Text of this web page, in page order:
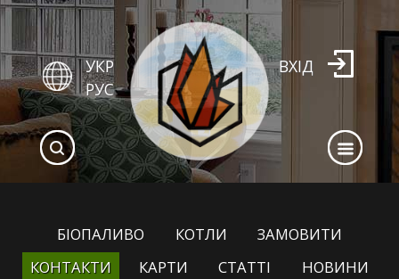
УКР
РУС
ВХІД
БІОПАЛИВО КОТЛИ
ЗАМОВИТИ
КОНТАКТИ
КАРТИ СТАТТІ
НОВИНИ